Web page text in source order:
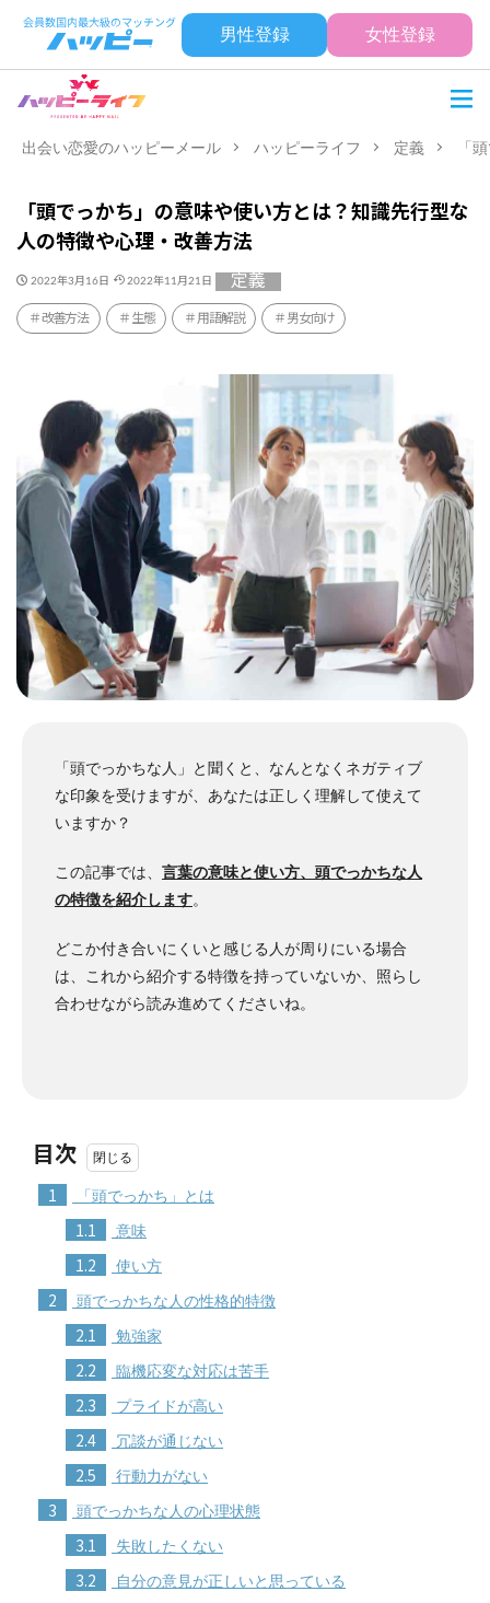
男性登録 女性登録
出会い恋愛のハッピーメール ハッピーライフ 定義 「
「頭でっかち」の意味や使い方とは？知識先行型な
人の特徴や心理・改善方法
2022年3月16日 2022年11月21日 定義
改善方法 生態 用語解説 男女向け
「頭でっかちな人」と聞くと、なんとなくネガティブ
な印象を受けますが、あなたは正しく理解して使えて
いますか？
この記事では、 言葉の意味と使い方、頭でっかちな人
の特徴を紹介します。
どこか付き合いにくいと感じる人が周りにいる場合
は、これから紹介する特徴を持っていないか、照らし
合わせながら読み進めてくださいね。
目次
1 「頭でっかち」とは
1.1 意味
1.2 使い方
2 頭でっかちな人の性格的特徴
2.1 勉強家
2.2 臨機応変な対応は苦手
2.3 プライドが高い
2.4 冗談が通じない
2.5 行動力がない
3 頭でっかちな人の心理状態
3.1 失敗したくない
3.2 自分の意見が正しいと思っている